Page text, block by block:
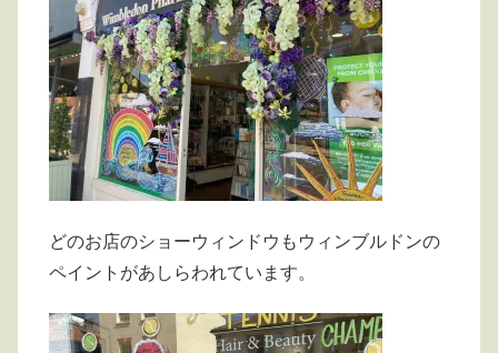
どのお店のショーウィンドウもウィンブルドンの
ペイントがあしらわれています。